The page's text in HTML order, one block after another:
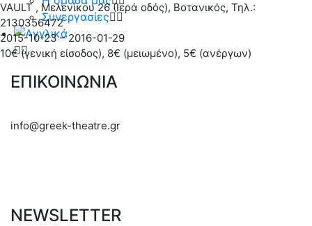
Συνεργασίες
VAULT , Μελενίκου 26 (Ιερά οδός), Βοτανικός, Τηλ.:
2130356472
2015-10-23 – 2016-01-29
10€ (γενική είσοδος), 8€ (μειωμένο), 5€ (ανέργων)
ΕΠΙΚΟΙΝΩΝΙΑ
info@greek-theatre.gr
NEWSLETTER